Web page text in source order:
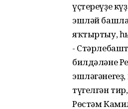
үҫтереүҙе
эшләй
яҡтыртыу,
-
билдәләне
түгелгән
Рөстәм